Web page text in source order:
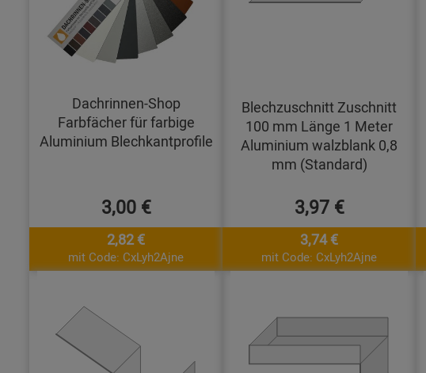
Dachrinnen-Shop
Farbfächer für farbige
Aluminium Blechkantprofile
3,00 €
2,82 €
mit Code: CxLyh2Ajne
Blechzuschnitt Zuschnitt
100 mm Länge 1 Meter
Aluminium walzblank 0,8
mm (Standard)
3,97 €
3,74 €
mit Code: CxLyh2Ajne